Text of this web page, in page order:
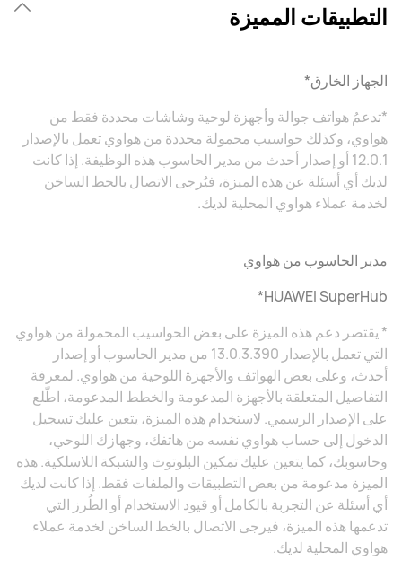
التطبيقات المميزة
الجهاز الخارق*
*تدعمُ هواتف جوالة وأجهزة لوحية وشاشات محددة فقط من
هواوي، وكذلك حواسيب محمولة محددة من هواوي تعمل بالإصدار
12.0.1 أو إصدار أحدث من مدير الحاسوب هذه الوظيفة. إذا كانت
لديك أي أسئلة عن هذه الميزة، فيُرجى الاتصال بالخط الساخن
لخدمة عملاء هواوي المحلية لديك.
مدير الحاسوب من هواوي
HUAWEI SuperHub*
* يقتصر دعم هذه الميزة على بعض الحواسيب المحمولة من هواوي
التي تعمل بالإصدار 13.0.3.390 من مدير الحاسوب أو إصدار
أحدث، وعلى بعض الهواتف والأجهزة اللوحية من هواوي. لمعرفة
التفاصيل المتعلقة بالأجهزة المدعومة والخطط المدعومة، اطّلع
على الإصدار الرسمي. لاستخدام هذه الميزة، يتعين عليك تسجيل
الدخول إلى حساب هواوي نفسه من هاتفك، وجهازك اللوحي،
وحاسوبك، كما يتعين عليك تمكين البلوتوث والشبكة اللاسلكية. هذه
الميزة مدعومة من بعض التطبيقات والملفات فقط. إذا كانت لديك
أي أسئلة عن التجربة بالكامل أو قيود الاستخدام أو الطُرز التي
تدعمها هذه الميزة، فيرجى الاتصال بالخط الساخن لخدمة عملاء
هواوي المحلية لديك.